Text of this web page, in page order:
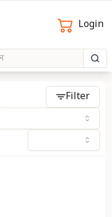
Login
Filter